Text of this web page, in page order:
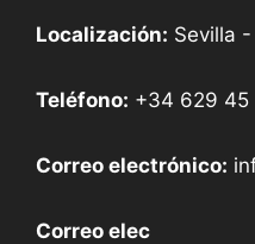
Localización: Sevilla
Teléfono: +34 629 45
Correo electrónico:
Correo elec